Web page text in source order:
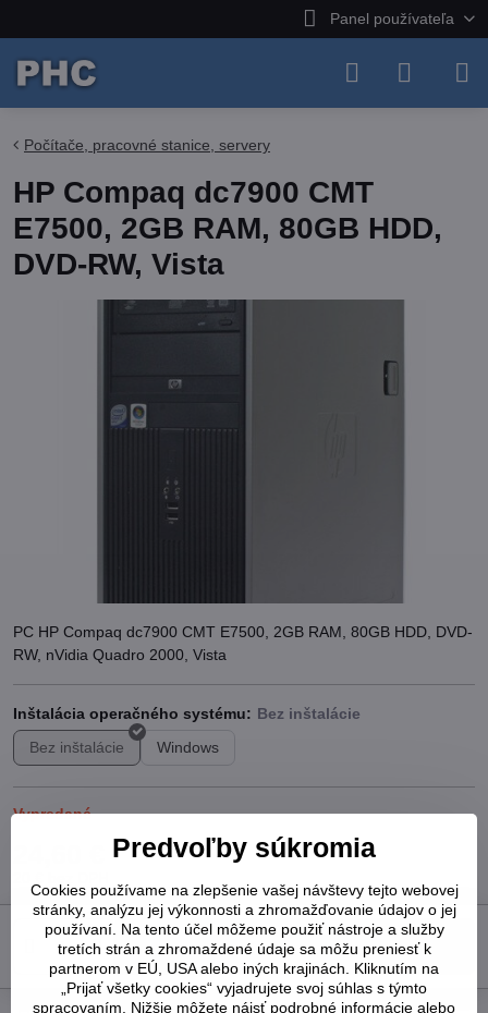
Panel používateľa
Počítače, pracovné stanice, servery
HP Compaq dc7900 CMT
E7500, 2GB RAM, 80GB HDD,
DVD-RW, Vista
PC HP Compaq dc7900 CMT E7500, 2GB RAM, 80GB HDD, DVD-
RW, nVidia Quadro 2000, Vista
Inštalácia operačného systému:
Bez inštalácie
Windows
Vypredané
Do košíka
Predvoľby súkromia
Cookies používame na zlepšenie vašej návštevy tejto webovej
stránky, analýzu jej výkonnosti a zhromažďovanie údajov o jej
používaní. Na tento účel môžeme použiť nástroje a služby
tretích strán a zhromaždené údaje sa môžu preniesť k
partnerom v EÚ, USA alebo iných krajinách. Kliknutím na
„Prijať všetky cookies“ vyjadrujete svoj súhlas s týmto
spracovaním. Nižšie môžete nájsť podrobné informácie alebo